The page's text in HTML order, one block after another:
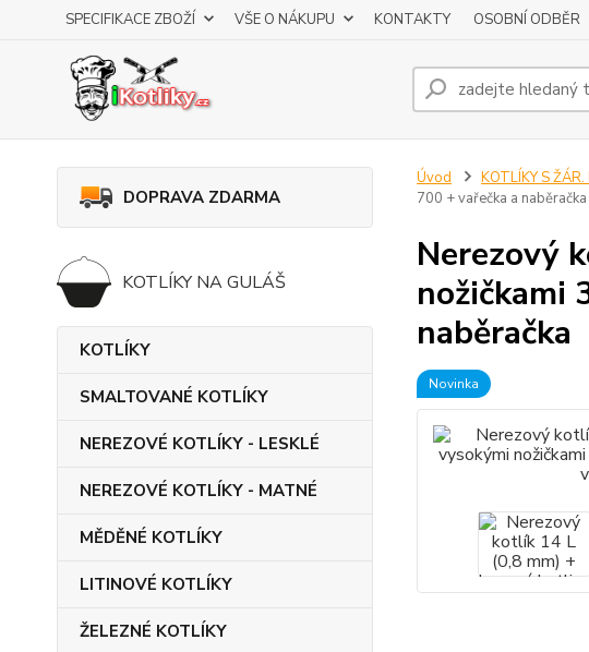
SPECIFIKACE ZBOŽÍ VŠE O NÁKUPU KONTAKTY OSOBNÍ ODBĚR
DOPRAVA ZDARMA
KOTLÍKY NA GULÁŠ
KOTLÍKY
SMALTOVANÉ KOTLÍKY
NEREZOVÉ KOTLÍKY - LESKLÉ
NEREZOVÉ KOTLÍKY - MATNÉ
MĚDĚNÉ KOTLÍKY
LITINOVÉ KOTLÍKY
ŽELEZNÉ KOTLÍKY
Úvod KOTLÍKY S
700 + vařečka a naběračka
Nerezový
nožičkami
naběračka
Novinka